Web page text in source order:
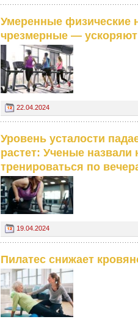
Умеренные физические
чрезмерные — ускоряют
22.04.2024
Уровень усталости
растет: Ученые
тренироваться по
19.04.2024
Пилатес снижает